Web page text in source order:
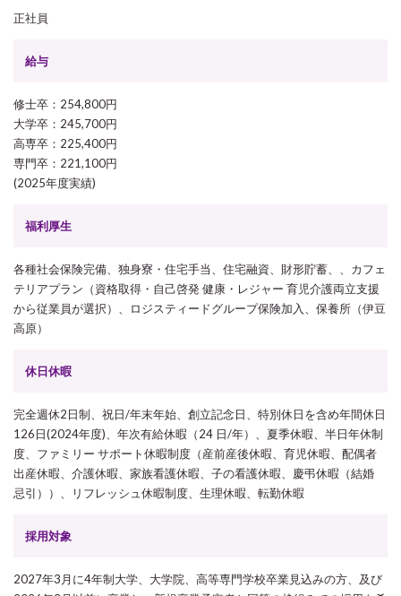
正社員
給与
修士卒：254,800円
大学卒：245,700円
高専卒：225,400円
専門卒：221,100円
(2025年度実績)
福利厚生
各種社会保険完備、独身寮・住宅手当、住宅融資、財形貯蓄、、カフェ
テリアプラン（資格取得・自己啓発 健康・レジャー 育児介護両立支援
から従業員が選択）、ロジスティードグループ保険加入、保養所（伊豆
高原）
休日休暇
完全週休2日制、祝日/年末年始、創立記念日、特別休日を含め年間休日
126日(2024年度)、年次有給休暇（24 日/年）、夏季休暇、半日年休制
度、ファミリー サポート休暇制度（産前産後休暇、育児休暇、配偶者
出産休暇、介護休暇、家族看護休暇、子の看護休暇、慶弔休暇（結婚
忌引））、リフレッシュ休暇制度、生理休暇、転勤休暇
採用対象
2027年3月に4年制大学、大学院、高等専門学校卒業見込みの方、及び